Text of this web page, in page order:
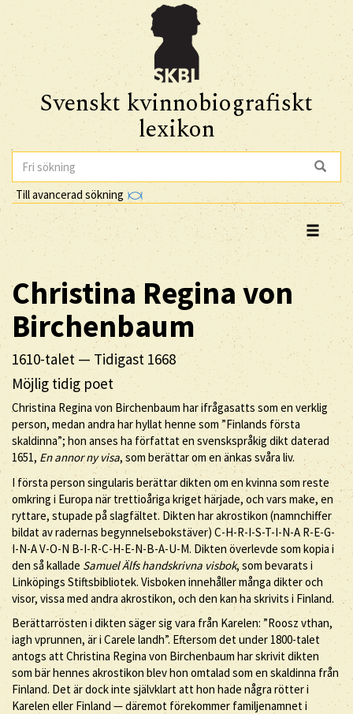
Svenskt kvinnobiografiskt
lexikon
Till avancerad sökning
Christina Reginavon
Birchenbaum
1610-talet — Tidigast 1668
Möjlig tidig poet
Christina Regina von Birchenbaum har ifrågasatts som en verklig
person, medan andra har hyllat henne som ”Finlands första
skaldinna”; hon anses ha författat en svenskspråkig dikt daterad
1651, En annor ny visa, som berättar om en änkas svåra liv.
I första person singularis berättar dikten om en kvinna som reste
omkring i Europa när trettioåriga kriget härjade, och vars make, en
ryttare, stupade på slagfältet. Dikten har akrostikon (namnchiffer
bildat av radernas begynnelsebokstäver) C-H-R-I-S-T-I-N-A R-E-G-
I-N-A V-O-N B-I-R-C-H-E-N-B-A-U-M. Dikten överlevde som kopia i
den så kallade Samuel Älfs handskrivna visbok, som bevarats i
Linköpings Stiftsbibliotek. Visboken innehåller många dikter och
visor, vissa med andra akrostikon, och den kan ha skrivits i Finland.
Berättarrösten i dikten säger sig vara från Karelen: ”Roosz vthan,
iagh vprunnen, är i Carele landh”. Eftersom det under 1800-talet
antogs att Christina Regina von Birchenbaum har skrivit dikten
som bär hennes akrostikon blev hon omtalad som en skaldinna från
Finland. Det är dock inte självklart att hon hade några rötter i
Karelen eller Finland — däremot förekommer familjenamnet i